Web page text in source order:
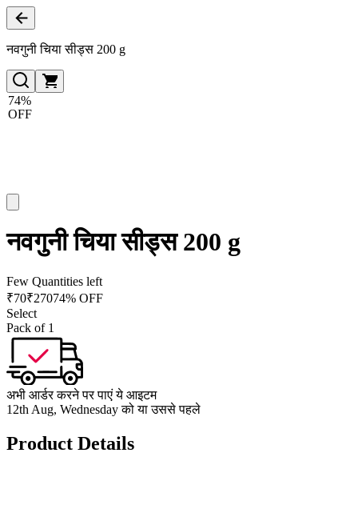
नवगुनी चिया सीड्स 200 g
74%
OFF
नवगुनी चिया सीड्स 200 g
Few Quantities left
₹70₹27074% OFF
Select
Pack of 1
अभी आर्डर करने पर पाएं ये आइटम
12th Aug, Wednesday को या उससे पहले
Product Details